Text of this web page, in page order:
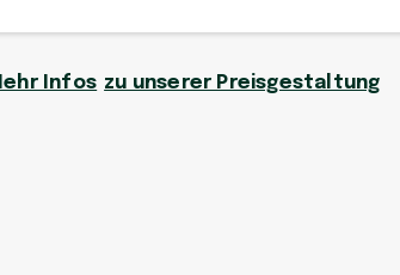
Infos zu unserer Preisgestaltung